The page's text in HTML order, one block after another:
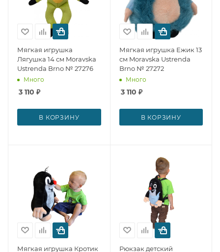
Мягкая игрушка
Лягушка 14 см Moravska
Ustrenda Brno № 27276
Много
3 110 ₽
В КОРЗИНУ
Мягкая игрушка Ежик 13
см Moravska Ustrenda
Brno № 27272
Много
3 110 ₽
В КОРЗИНУ
Мягкая игрушка Кротик
Рюкзак детский